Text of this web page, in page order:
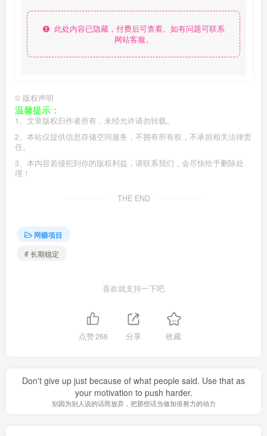
此处内容已隐藏，付费后可查看。如有问题可联系
网站客服。
© 版权声明
温馨提示：
1、文章版权归作者所有，未经允许请勿转载。
2、本站仅提供信息存储空间服务，不拥有所有权，不承担相关法律责
任。
3、本内容若侵犯到你的版权利益，请联系我们，会尽快给予删除处
理！
THE END
网赚项目
# 长期稳定
喜欢就支持一下吧
点赞266 分享 收藏
Don't give up just because of what people said. Use that as
your motivation to push harder.
别因为别人说的话而放弃，把那些话当做加倍努力的动力